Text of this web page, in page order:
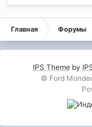
Главная Форумы
IPS Themeby
© Ford